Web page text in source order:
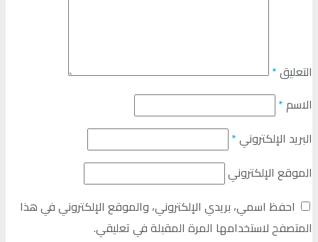
التعليق*
الاسم*
البريد الإلكتروني*
الموقع الإلكتروني
احفظ اسمي، بريدي الإلكتروني، والموقع الإلكتروني في هذا
المتصفح لاستخدامها المرة المقبلة في تعليقي.